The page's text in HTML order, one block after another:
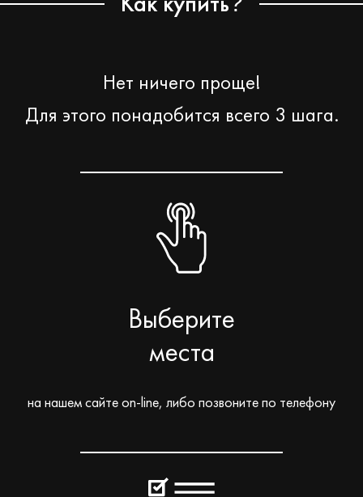
Нет ничего проще!
Для этого понадобится всего 3 шага.
Выберите
места
на нашем сайте on-line, либо позвоните по телефону